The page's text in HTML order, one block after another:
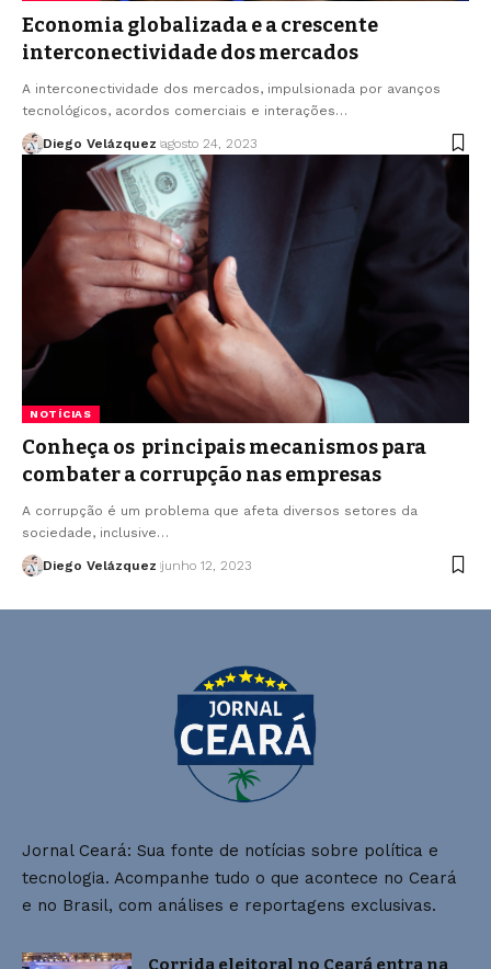
Economia globalizada e a crescente
interconectividade dos mercados
A interconectividade dos mercados, impulsionada por avanços
tecnológicos, acordos comerciais e interações…
Diego Velázquez agosto 24, 2023
NOTÍCIAS
Conheça os principais mecanismos para
combater a corrupção nas empresas
A corrupção é um problema que afeta diversos setores da
sociedade, inclusive…
Diego Velázquez junho 12, 2023
Jornal Ceará: Sua fonte de notícias sobre política e
tecnologia. Acompanhe tudo o que acontece no Ceará
e no Brasil, com análises e reportagens exclusivas.
Corrida eleitoral no Ceará entra na